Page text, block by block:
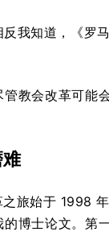
我知道，《罗
教会改革可能
旅始于 1998
博士论文。第